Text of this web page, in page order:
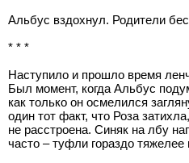
Альбус вздохнул. Родители
* * *
Наступило и прошло время
Был момент, когда Альбус
как только он осмелился
один тот факт, что Роза
не расстроена. Синяк на лбу
часто – туфли гораздо тяжелее